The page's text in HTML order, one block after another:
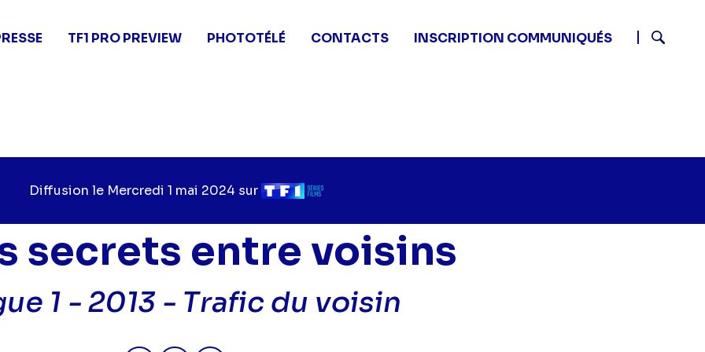
TF1 PRO PREVIEW PHOTOTÉLÉ CONTACTS
INSCRIPTION COMMUNIQUÉS
Diffusion le Jour
diffusion
Mercredi 1 mai 2024 sur Chaîne
diffusion
secrets entre voisins
1 - 2013 - Trafic du voisin